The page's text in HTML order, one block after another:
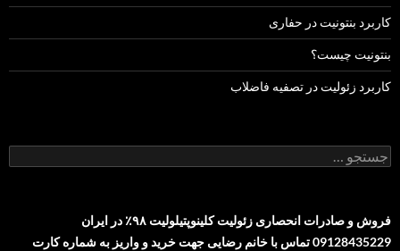
کاربرد بنتونیت در حفاری
بنتونیت چیست؟
کاربرد زئولیت در تصفیه فاضلاب
جستجو
برای:
فروش و صادرات انحصاری زئولیت کلینوپتیلولیت ۹۸٪ در ایران
09128435229 تماس با خانم رضایی جهت خرید و واریز به شماره کارت